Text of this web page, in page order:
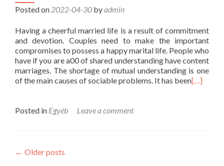
Posted on 2022-04-30 byadmin
Having a cheerful married life is a result of commitment
and devotion. Couples need to make the important
compromises to possess a happy marital life. People who
have if you are a00 of shared understanding have content
marriages. The shortage of mutual understanding is one
of the main causes of sociable problems. It has been[…]
Posted in Egyéb Leave a comment
Posts
← Older posts